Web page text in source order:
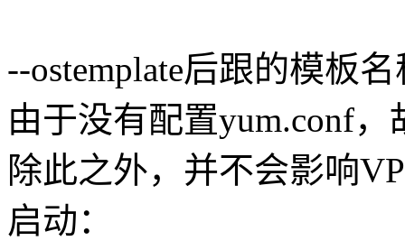
--ostemplate后跟的模板
由于没有配置yum.conf
除此之外，并不会影响
启动：